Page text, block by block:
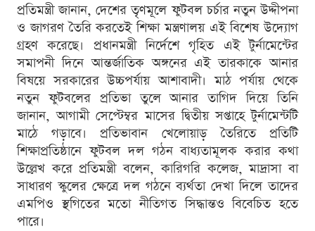
প্রতিমন্ত্রী জানান, দেশের তৃণমূলে ফুটবল চর্চার নতুন উদ্দীপনা
ও জাগরণ তৈরি করতেই শিক্ষা মন্ত্রণালয় এই বিশেষ উদ্যোগ
গ্রহণ করেছে। প্রধানমন্ত্রী নির্দেশে গৃহিত এই টুর্নামেন্টের
সমাপনী দিনে আন্তর্জাতিক অঙ্গনের এই তারকাকে আনার
বিষয়ে সরকারের উচ্চপর্যায় আশাবাদী। মাঠ পর্যায় থেকে
নতুন ফুটবলের প্রতিভা তুলে আনার তাগিদ দিয়ে তিনি
জানান, আগামী সেপ্টেম্বর মাসের দ্বিতীয় সপ্তাহে টুর্নামেন্টটি
মাঠে গড়াবে। প্রতিভাবান খেলোয়াড় তৈরিতে প্রতিটি
শিক্ষাপ্রতিষ্ঠানে ফুটবল দল গঠন বাধ্যতামূলক করার কথা
উল্লেখ করে প্রতিমন্ত্রী বলেন, কারিগরি কলেজ, মাদ্রাসা বা
সাধারণ স্কুলের ক্ষেত্রে দল গঠনে ব্যর্থতা দেখা দিলে তাদের
এমপিও স্থগিতের মতো নীতিগত সিদ্ধান্তও বিবেচিত হতে
পারে।